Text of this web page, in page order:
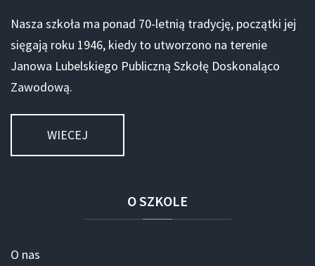
Nasza szkoła ma ponad 70-letnią tradycję, początki jej
sięgają roku 1946, kiedy to utworzono na terenie
Janowa Lubelskiego Publiczną Szkołę Doskonaląco
Zawodową.
WIECEJ
OSZKOLE
O nas